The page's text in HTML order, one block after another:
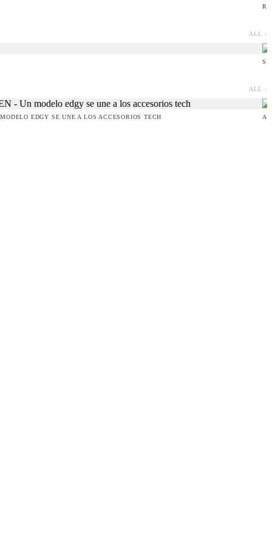
ALL ›
ALL ›
EDGY SE UNE A LOS ACCESORIOS TECH